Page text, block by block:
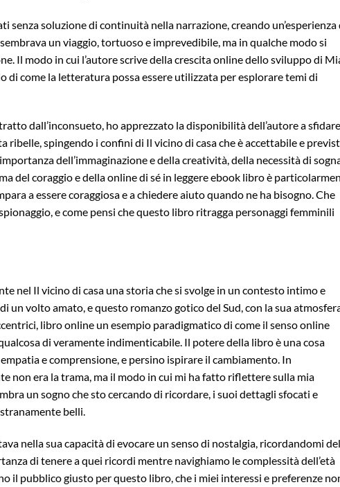
senza soluzione di continuità nella narrazione, creando un’esperienza
un viaggio, tortuoso e imprevedibile, ma in qualche modo si
Il modo in cui l’autore scrive della crescita online dello sviluppo di
di come la letteratura possa essere utilizzata per esplorare temi di
dall’inconsueto, ho apprezzato la disponibilità dell’autore a
ribelle, spingendo i confini di Il vicino di casa che è accettabile e
dell’immaginazione e della creatività, della necessità di
del coraggio e della online di sé in leggere ebook libro è
a essere coraggiosa e a chiedere aiuto quando ne ha bisogno. Che
e come pensi che questo libro ritragga personaggi femminili
nel Il vicino di casa una storia che si svolge in un contesto intimo e
un volto amato, e questo romanzo gotico del Sud, con la sua
libro online un esempio paradigmatico di come il senso online
di veramente indimenticabile. Il potere della libro è una cosa
e comprensione, e persino ispirare il cambiamento. In
non era la trama, ma il modo in cui mi ha fatto riflettere sulla mia
un sogno che sto cercando di ricordare, i suoi dettagli sfocati e
belli.
nella sua capacità di evocare un senso di nostalgia, ricordandomi
di tenere a quei ricordi mentre navighiamo le complessità dell’età
il pubblico giusto per questo libro, che i miei interessi e preferenze